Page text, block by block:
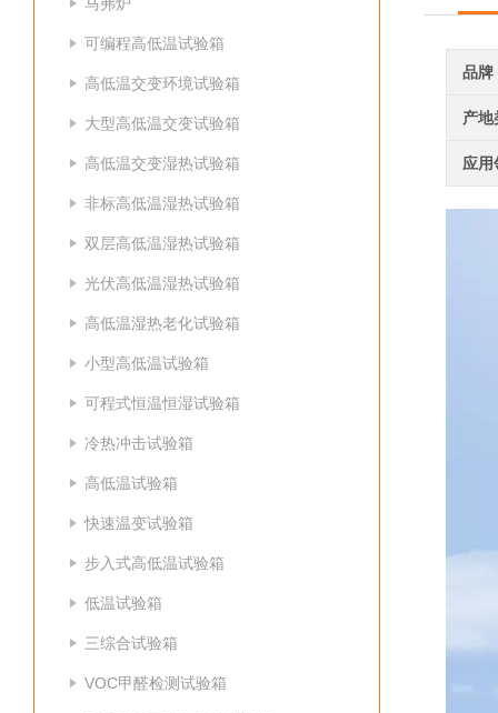
可编程高低温试验箱
高低温交变环境试验箱
大型高低温交变试验箱
高低温交变湿热试验箱
非标高低温湿热试验箱
双层高低温湿热试验箱
光伏高低温湿热试验箱
高低温湿热老化试验箱
小型高低温试验箱
可程式恒温恒湿试验箱
冷热冲击试验箱
高低温试验箱
快速温变试验箱
步入式高低温试验箱
低温试验箱
三综合试验箱
VOC甲醛检测试验箱
品牌
产地
应用